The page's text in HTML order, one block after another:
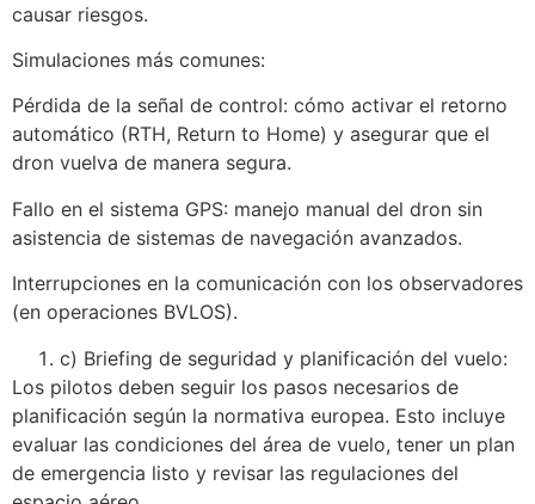
causar riesgos.
Simulaciones más comunes:
Pérdida de la señal de control: cómo activar el retorno
automático (RTH, Return to Home) y asegurar que el
dron vuelva de manera segura.
Fallo en el sistema GPS: manejo manual del dron sin
asistencia de sistemas de navegación avanzados.
Interrupciones en la comunicación con los observadores
(en operaciones BVLOS).
c) Briefing de seguridad y planificación del vuelo:
Los pilotos deben seguir los pasos necesarios de
planificación según la normativa europea. Esto incluye
evaluar las condiciones del área de vuelo, tener un plan
de emergencia listo y revisar las regulaciones del